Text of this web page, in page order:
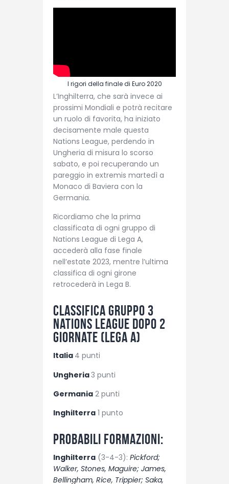
I rigori della finale di Euro 2020
L’Inghilterra, che sarà invece ai
prossimi Mondiali e potrà recitare
un ruolo di favorita, ha iniziato
decisamente male questa
Nations League, perdendo in
Ungheria di misura lo scorso
sabato, e poi recuperando un
pareggio in extremis martedì a
Monaco di Baviera con la
Germania.
Ricordiamo che la prima
classificata di ogni gruppo di
Nations League di Lega A,
accederà alla fase finale
nell’estate 2023, mentre l’ultima
classifica di ogni girone
retrocederà in Lega B.
Classifica Gruppo 3
Nations League dopo 2
giornate (Lega A)
Italia 4 punti
Ungheria3 punti
Germania 2 punti
Inghilterra 1 punto
Probabili formazioni:
Inghilterra (3-4-3): Pickford;
Walker, Stones, Maguire; James,
Bellingham, Rice, Trippier; Saka,